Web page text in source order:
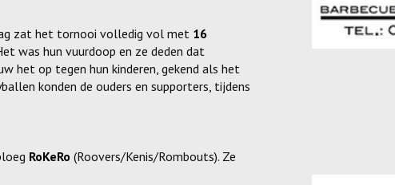
zat het tornooi volledig vol met 16
was hun vuurdoop en ze deden dat
het op tegen hun kinderen, gekend als het
konden de ouders en supporters, tijdens
RoKeRo (Roovers/Kenis/Rombouts). Ze